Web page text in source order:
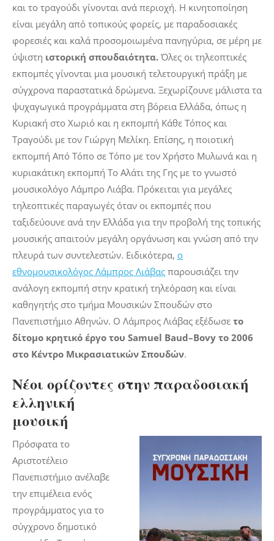
και το τραγούδι γίνονται ανά περιοχή. Η κινητοποίηση
είναι μεγάλη από τοπικούς φορείς, με παραδοσιακές
φορεσιές και καλά προσομοιωμένα πανηγύρια, σε μέρη με
ύψιστη ιστορική σπουδαιότητα. Όλες οι τηλεοπτικές
εκπομπές γίνονται μια μουσική τελετουργική πράξη με
σύγχρονα παραστατικά δρώμενα. Ξεχωρίζουνε μάλιστα τα
ψυχαγωγικά προγράμματα στη βόρεια Ελλάδα, όπως η
Κυριακή στο Χωριό και η εκπομπή Κάθε Τόπος και
Τραγούδι με τον Γιώργη Μελίκη. Επίσης, η ποιοτική
εκπομπή Από Τόπο σε Τόπο με τον Χρήστο Μυλωνά και η
κυριακάτικη εκπομπή Το Αλάτι της Γης με το γνωστό
μουσικολόγο Λάμπρο Λιάβα. Πρόκειται για μεγάλες
τηλεοπτικές παραγωγές όταν οι εκπομπές που
ταξιδεύουνε ανά την Ελλάδα για την προβολή της τοπικής
μουσικής απαιτούν μεγάλη οργάνωση και γνώση από την
πλευρά των συντελεστών. Ειδικότερα, ο
εθνομουσικολόγος Λάμπρος Λιάβας παρουσιάζει την
ανάλογη εκπομπή στην κρατική τηλεόραση και είναι
καθηγητής στο τμήμα Μουσικών Σπουδών στο
Πανεπιστήμιο Αθηνών. Ο Λάμπρος Λιάβας εξέδωσε το
δίτομο κρητικό έργο του Samuel Baud–Bovy το 2006
στο Κέντρο Μικρασιατικών Σπουδών.
Νέοι ορίζοντες στην παραδοσιακή
ελληνική
μουσική
Πρόσφατα το
Αριστοτέλειο
Πανεπιστήμιο ανέλαβε
την επιμέλεια ενός
προγράμματος για το
σύγχρονο δημοτικό